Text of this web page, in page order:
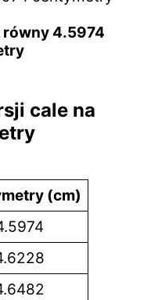
równy 4.5974
cale na
(cm)